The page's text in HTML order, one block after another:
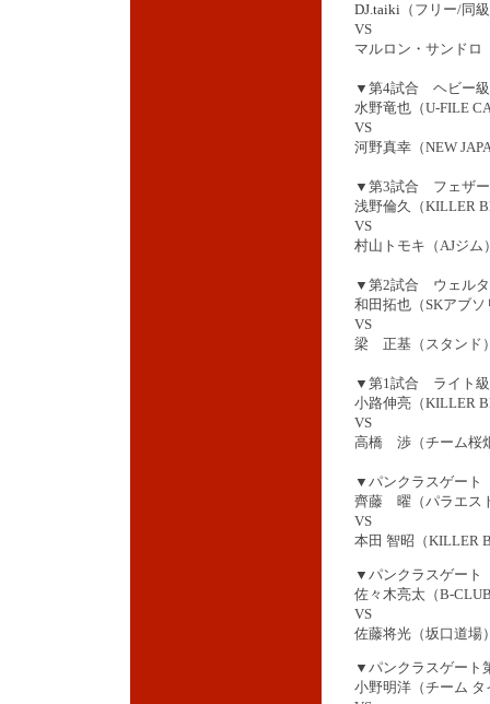
DJ.taiki （フリー/同
VS
マルロン・サンドロ
▼第4試合 ヘビー
水野竜也（U-FILE
VS
河野真幸（NEW
▼第3試合 フェザ
浅野倫久（KILLER
VS
村山トモキ（AJジム
▼第2試合 ウェル
和田拓也（SKアブ
VS
梁 正基（スタンド
▼第1試合 ライト
小路伸亮（KILLER
VS
高橋 渉（チーム桜
▼パンクラスゲート
齊藤 曜（パラエス
VS
本田 智昭（KILLER
▼パンクラスゲート
佐々木亮太（B-
VS
佐藤将光（坂口道場
▼パンクラスゲート
小野明洋（チーム タ